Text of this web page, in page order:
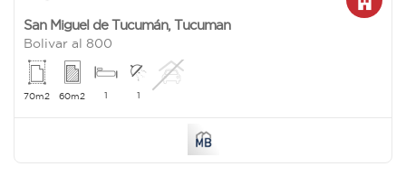
San Miguel de Tucumán, Tucuman
Bolivar al 800
70m2 60m2 1 1